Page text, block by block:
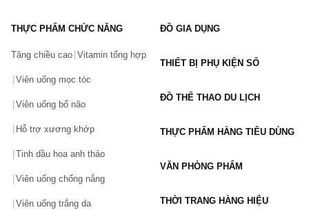
trên 1 tuổi. Bao gồm nhiều sản phẩm dành cho cả mẹ và bé, hỗ
hút sữa, ty ngậm, túi giữ nhiệt bình sữa, máy hâm sữa, máy tiệt
trùng bình sữa,...
Một số sản phẩm của Avent đang được ưa chuộng hiện nay:
THỰC PHẨM CHỨC NĂNG
Tăng chiều cao Vitamin tổng hợp
Viên uống mọc tóc
Viên uống bổ não
Hỗ trợ xương khớp
Tinh dầu hoa anh thảo
Viên uống chống nắng
Viên uống trắng da
ĐỒ GIA DỤNG
THIẾT BỊ PHỤ KIỆN SỐ
ĐỒ THỂ THAO DU LỊCH
THỰC PHẨM HÀNG TIÊU DÙNG
VĂN PHÒNG PHẨM
THỜI TRANG HÀNG HIỆU